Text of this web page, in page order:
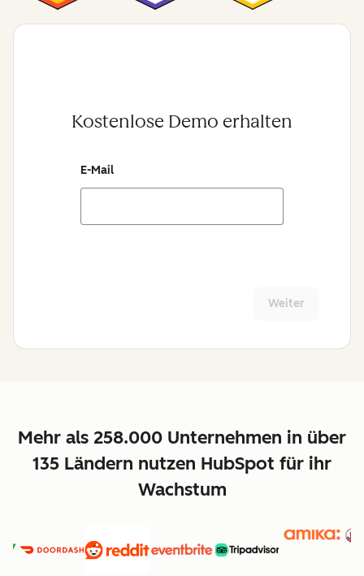
Kostenlose Demo erhalten
E-Mail
Weiter
Mehr als 258.000 Unternehmen in über
135 Ländern nutzen HubSpot für ihr
Wachstum